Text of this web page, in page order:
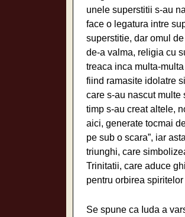
unele superstitii s-au
face o legatura intre
superstitie, dar omul
de-a valma, religia cu
treaca inca multa-
fiind ramasite idolatre
care s-au nascut multe
timp s-au creat altele,
aici, generate tocmai
pe sub o scara”, iar
triunghi, care
Trinitatii, care aduce
pentru orbirea spiritelor
Se spune ca Iuda a